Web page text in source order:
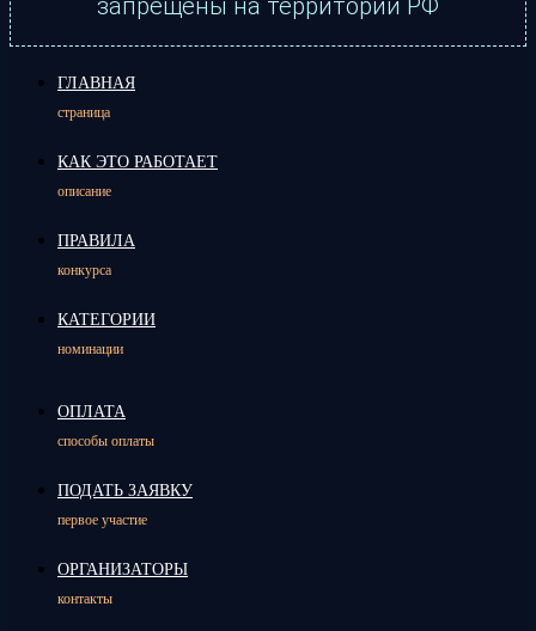
запрещены на территории РФ
ГЛАВНАЯ
страница
КАК ЭТО РАБОТАЕТ
описание
ПРАВИЛА
конкурса
КАТЕГОРИИ
номинации
ОПЛАТА
способы оплаты
ПОДАТЬ ЗАЯВКУ
первое участие
ОРГАНИЗАТОРЫ
контакты